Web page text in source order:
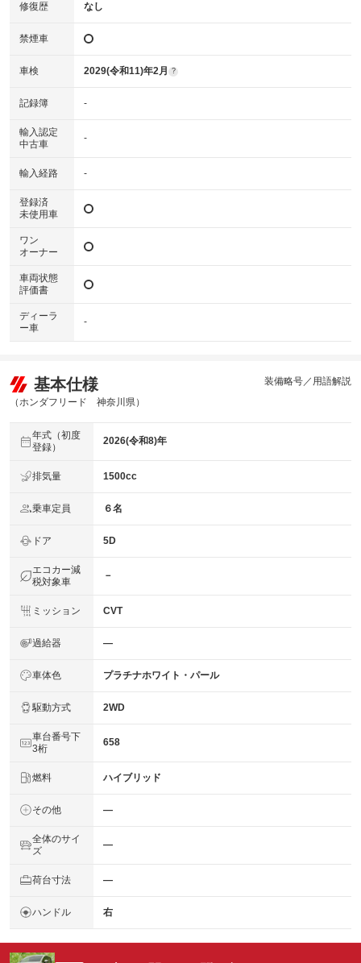
修復歴 なし
禁煙車
車検 2029(令和11)年2月 ?
記録簿 -
輸入認定
中古車
-
輸入経路 -
登録済
未使用車
ワン
オーナー
車両状態
評価書
ディーラ
ー車
-
基本仕様
（ホンダフリード 神奈川県）
装備略号／用語解説
年式（初度
登録）
2026(令和8)年
排気量 1500cc
乗車定員 ６名
ドア 5D
エコカー減
税対象車
－
ミッション CVT
過給器 ―
車体色 プラチナホワイト・パール
駆動方式 2WD
車台番号下
3桁
658
燃料 ハイブリッド
その他 ―
全体のサイ
ズ
―
荷台寸法 ―
ハンドル 右